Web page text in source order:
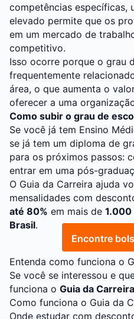
competências específicas,
elevado permite que os
em um mercado de
competitivo.
Isso ocorre porque o grau
frequentemente
área, o que aumenta o
oferecer a uma
Como subir o grau de
Se você já tem Ensino
se já tem um diploma de
para os próximos passos:
entrar em uma pós-
O Guia da Carreira ajuda
mensalidades com
até 80% em mais de 1.000
Brasil.
Encontre
Entenda como funciona o
Se você se interessou e
funciona o Guia da Carreira
Como funciona o Guia da
Onde estudar com